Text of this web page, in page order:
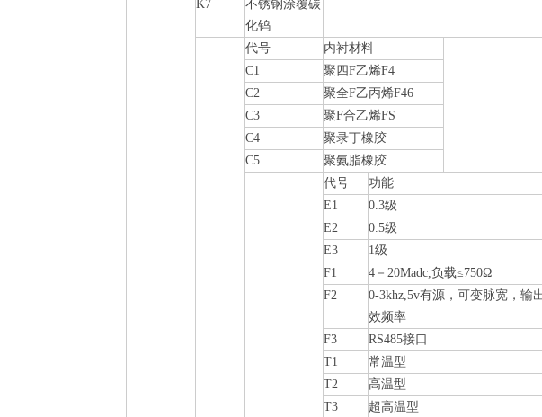
K7
不锈钢涂覆碳
化钨
代号
内衬材料
C1
聚四F乙烯F4
C2
聚全F乙丙烯F46
C3
聚F合乙烯FS
C4
聚录丁橡胶
C5
聚氨脂橡胶
代号
功能
E1
0.3级
E2
0.5级
E3
1级
F1
4－20Madc,负载≤750Ω
F2
0-3khz,5v有源，可变脉宽，输
效频率
F3
RS485接口
T1
常温型
T2
高温型
T3
超高温型